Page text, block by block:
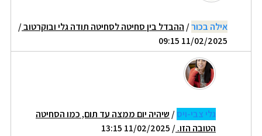
אילה בכור/ ההבדל בין סחיטה לסחיטה תודה גלי ובוקרטוב/
11/02/2025 09:15
גלי צבי-ויס/ שיהיה יום ממצה עד תום, כמו הסחיטה
הטובה הזו./ 11/02/2025 13:15